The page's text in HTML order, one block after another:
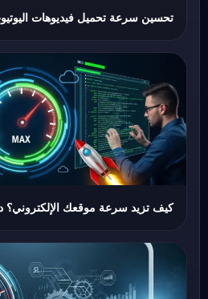
تحسين سرعة تحميل فيديوهات اليوتيوب
كيف تزيد سرعة موقعك الإلكتروني؟